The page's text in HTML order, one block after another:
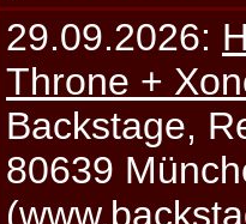
29.09.2026:
Throne +
Backstage,
80639
(